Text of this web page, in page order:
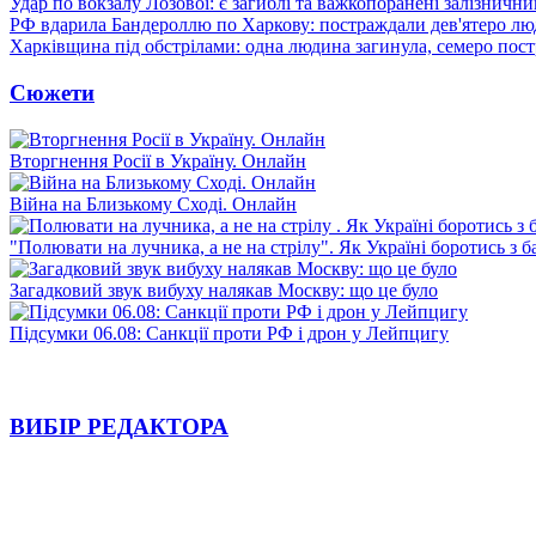
РФ вдарила Бандероллю по Харкову: постраждали дев'ятеро
Харківщина під обстрілами: одна людина загинула, семеро
Сюжети
Вторгнення Росії в Україну. Онлайн
Війна на Близькому Сході. Онлайн
"Полювати на лучника, а не на стрілу". Як Україні боротись з
Загадковий звук вибуху налякав Москву: що це було
Підсумки 06.08: Санкції проти РФ і дрон у Лейпцигу
ВИБІР РЕДАКТОРА